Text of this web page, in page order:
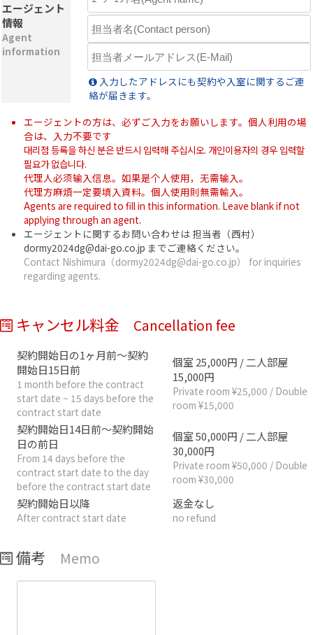
エージェント
情報
Agent
information
入力したアドレスにも契約や入室に関するご連
絡が届きます。
エージェントの方は、必ずご入力をお願いします。個人利用の場
合は、入力不要です
대리점 등록을 하신 분은 반드시 입력해 주십시오. 개인이용자의 경우 입력할
필요가 없습니다.
代理人必须输入信息。如果是个人使用，无需输入。
代理方麻煩一定要填入資料。個人使用則無需輸入。
Agents are required to fill in this information. Leave blank if not
applying through an agent.
エージェントに関するお問い合わせは 担当者（西村）
dormy2024dg@dai-go.co.jp までご連絡ください。
Contact Nishimura（dormy2024dg@dai-go.co.jp） for inquiries
regarding agents.
キャンセル料金 Cancellation fee
契約開始日の1ヶ月前～契約
開始日15日前
1 month before the contract
start date ~ 15 days before the
contract start date
個室 25,000円 / 二人部屋
15,000円
Private room ¥25,000 / Double
room ¥15,000
契約開始日14日前～契約開始
日の前日
From 14 days before the
contract start date to the day
before the contract start date
個室 50,000円 / 二人部屋
30,000円
Private room ¥50,000 / Double
room ¥30,000
契約開始日以降
After contract start date
返金なし
no refund
備考 Memo